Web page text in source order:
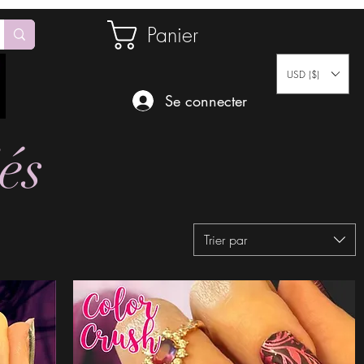
Panier
Se connecter
USD ($)
Trier par